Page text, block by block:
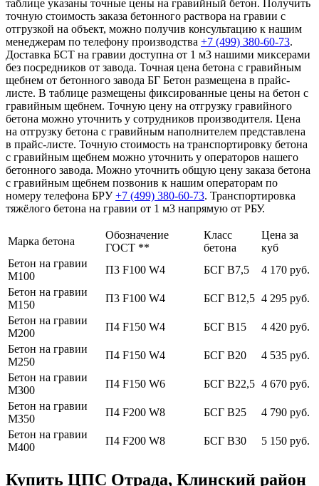
таблице указаны точные цены на гравийный бетон. Получить
точную стоимость заказа бетонного раствора на гравии с
отгрузкой на объект, можно получив консультацию к нашим
менеджерам по телефону производства +7 (499) 380-60-73.
Доставка БСТ на гравии доступна от 1 м3 нашими миксерами
без посредников от завода. Точная цена бетона с гравийным
щебнем от бетонного завода БГ Бетон размещена в прайс-
листе. В таблице размещены фиксированные цены на бетон с
гравийным щебнем. Точную цену на отгрузку гравийного
бетона можно уточнить у сотрудников производителя. Цена
на отгрузку бетона с гравийным наполнителем представлена
в прайс-листе. Точную стоимость на транспортировку бетона
с гравийным щебнем можно уточнить у операторов нашего
бетонного завода. Можно уточнить общую цену заказа бетона
с гравийным щебнем позвонив к нашим операторам по
номеру телефона БРУ+7 (499) 380-60-73. Транспортировка
тяжёлого бетона на гравии от 1 м3 напрямую от РБУ.
Марка бетона
Обозначение
ГОСТ **
Класс
бетона
Цена за
куб
Бетон на гравии
М100
П3 F100 W4 БСГ В7,5
4 170 руб.
Бетон на гравии
М150
П3 F100 W4 БСГ В12,5 4 295 руб.
Бетон на гравии
М200
П4 F150 W4 БСГ В15
4 420 руб.
Бетон на гравии
М250
П4 F150 W4 БСГ В20
4 535 руб.
Бетон на гравии
М300
П4 F150 W6 БСГ В22,5 4 670 руб.
Бетон на гравии
М350
П4 F200 W8 БСГ В25
4 790 руб.
Бетон на гравии
М400
П4 F200 W8 БСГ В30 5 150 руб.
Купить ЦПС Отрада, Клинский район